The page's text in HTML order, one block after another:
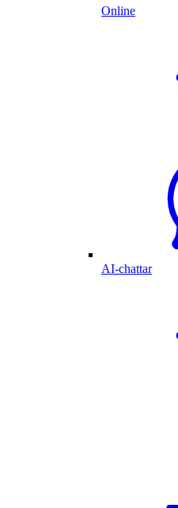
Online
AI-chattar